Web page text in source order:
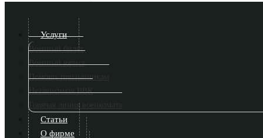
Услуги
Военный билет
Военный юрист
Помощь призывникам
Независимая ВВК
Горячая линия военкомата
Статьи
О фирме